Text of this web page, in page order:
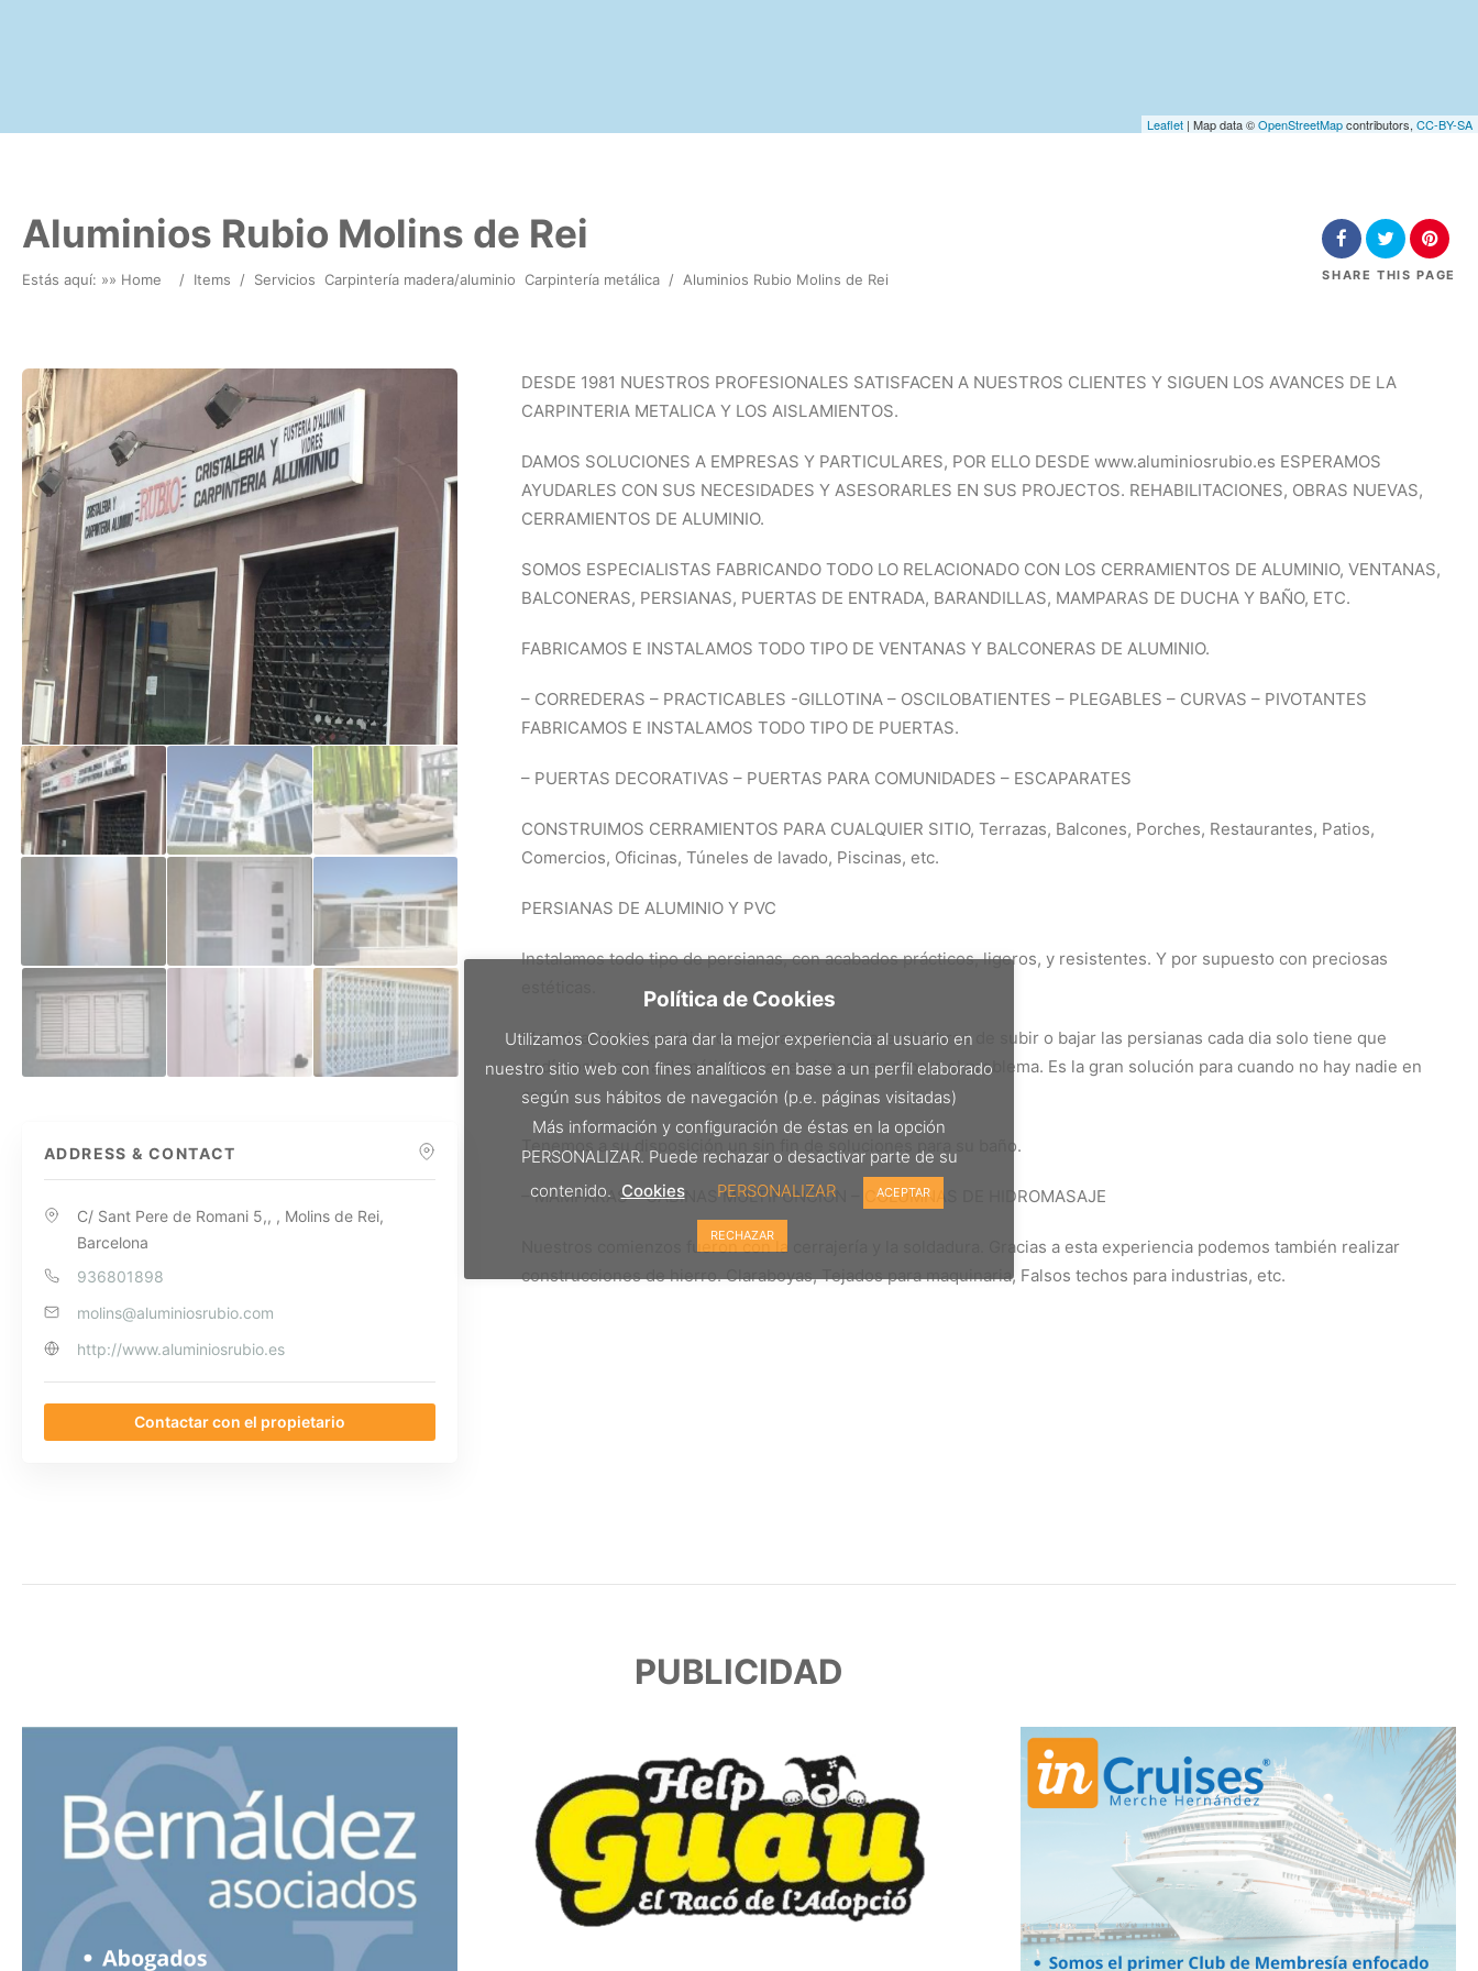
Leaflet | Map data ©OpenStreetMapcontributors, CC-BY-SA
Aluminios Rubio Molins de Rei
Estás aquí: »» Home / Items / Servicios Carpintería madera/aluminio Carpintería metálica / Aluminios Rubio Molins de Rei SHARE THIS PAGE
ADDRESS & CONTACT
C/ Sant Pere de Romani 5,, , Molins de Rei,
Barcelona
936801898
molins@aluminiosrubio.com
http://www.aluminiosrubio.es
Contactar con el propietario
DESDE 1981 NUESTROS PROFESIONALES SATISFACEN A NUESTROS CLIENTES Y SIGUEN LOS AVANCES DE LA
CARPINTERIA METALICA Y LOS AISLAMIENTOS.
DAMOS SOLUCIONES A EMPRESAS Y PARTICULARES, POR ELLO DESDE www.aluminiosrubio.es ESPERAMOS
AYUDARLES CON SUS NECESIDADES Y ASESORARLES EN SUS PROJECTOS. REHABILITACIONES, OBRAS NUEVAS,
CERRAMIENTOS DE ALUMINIO.
SOMOS ESPECIALISTAS FABRICANDO TODO LO RELACIONADO CON LOS CERRAMIENTOS DE ALUMINIO, VENTANAS,
BALCONERAS, PERSIANAS, PUERTAS DE ENTRADA, BARANDILLAS, MAMPARAS DE DUCHA Y BAÑO, ETC.
FABRICAMOS E INSTALAMOS TODO TIPO DE VENTANAS Y BALCONERAS DE ALUMINIO.
– CORREDERAS – PRACTICABLES -GILLOTINA – OSCILOBATIENTES – PLEGABLES – CURVAS – PIVOTANTES
FABRICAMOS E INSTALAMOS TODO TIPO DE PUERTAS.
– PUERTAS DECORATIVAS – PUERTAS PARA COMUNIDADES – ESCAPARATES
CONSTRUIMOS CERRAMIENTOS PARA CUALQUIER SITIO, Terrazas, Balcones, Porches, Restaurantes, Patios,
Comercios, Oficinas, Túneles de lavado, Piscinas, etc.
PERSIANAS DE ALUMINIO Y PVC
Instalamos todo tipo de persianas, con acabados prácticos, ligeros, y resistentes. Y por supuesto con preciosas
Motorización y domótica de persianas: Si quiere olvidarse de subir o bajar las persianas cada dia solo tiene que
pedírnoslo, con la domótica para persianas se acabara el problema. Es la gran solución para cuando no hay nadie en
casa.
Tenemos a su disposición un sin fin de soluciones para su baño.
– MAMPARAS – CABINAS MULTIFUNCION – COLUMNAS DE HIDROMASAJE
Nuestros comienzos fueron con la cerrajería y la soldadura. Gracias a esta experiencia podemos también realizar
construcciones de hierro. Claraboyas, Tejados para maquinaria, Falsos techos para industrias, etc.
PUBLICIDAD
Política de Cookies
Utilizamos Cookies para dar la mejor experiencia al usuario en
nuestro sitio web con fines analíticos en base a un perfil elaborado
según sus hábitos de navegación (p.e. páginas visitadas)
Más información y configuración de éstas en la opción
PERSONALIZAR. Puede rechazar o desactivar parte de su
contenido. Cookies PERSONALIZAR ACEPTAR
RECHAZAR